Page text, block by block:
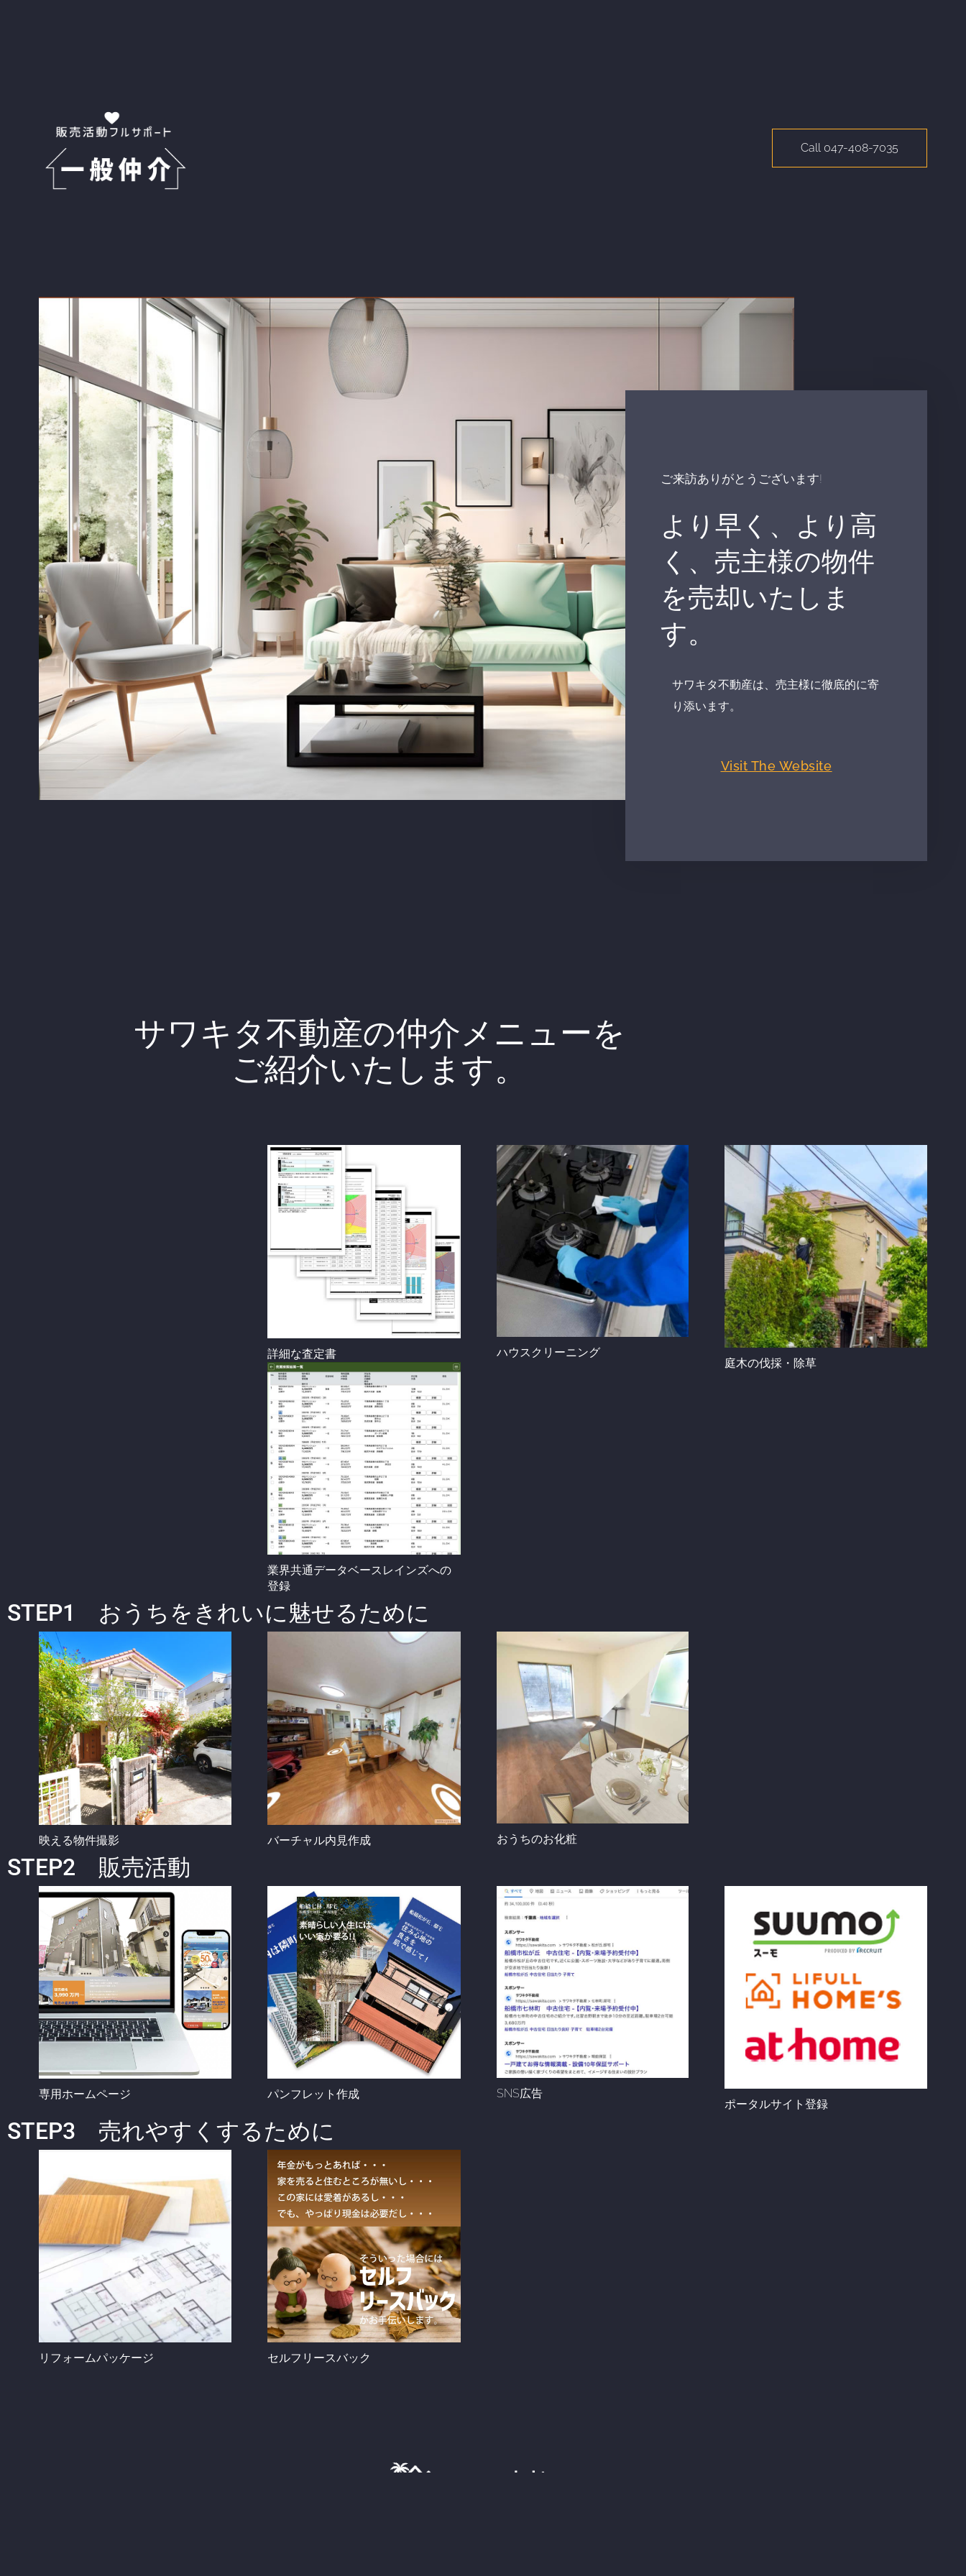
Call 047-408-7035
ご来訪ありがとうございます!
より早く、より高
く、売主様の物件
を売却いたしま
す。
サワキタ不動産は、売主様に徹底的に寄
り添います。
Visit The Website
サワキタ不動産の仲介メニューを
ご紹介いたします。
詳細な査定書
業界共通データベースレインズへの
登録
ハウスクリーニング
庭木の伐採・除草
STEP1 おうちをきれいに魅せるために
映える物件撮影 バーチャル内見作成 おうちのお化粧
STEP2 販売活動
専用ホームページ パンフレット作成 SNS広告
ポータルサイト登録
STEP3 売れやすくするために
リフォームパッケージ セルフリースバック